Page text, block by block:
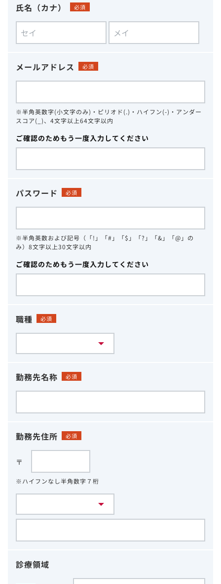
氏名（カナ） 必須
メールアドレス 必須
※半角英数字(小文字のみ)・ピリオド(.)・ハイフン(-)・アンダー
スコア(_)、4文字以上64文字以内
ご確認のためもう一度入力してください
パスワード 必須
※半角英数および記号（「!」「#」「$」「?」「&」「@」の
み）8文字以上30文字以内
ご確認のためもう一度入力してください
職種 必須
勤務先名称 必須
勤務先住所 必須
〒
※ハイフンなし半角数字７桁
診療領域